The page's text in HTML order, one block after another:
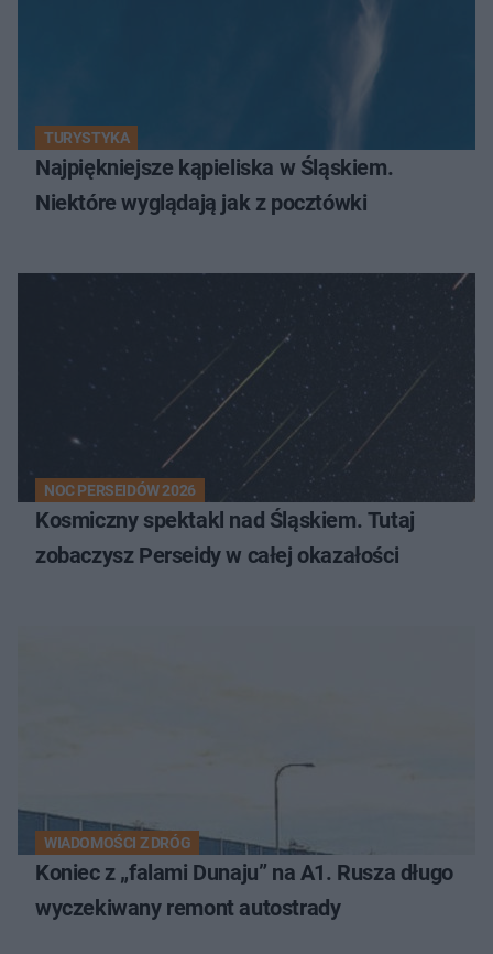
TURYSTYKA
Najpiękniejsze kąpieliska w Śląskiem.
Niektóre wyglądają jak z pocztówki
NOC PERSEIDÓW 2026
Kosmiczny spektakl nad Śląskiem. Tutaj
zobaczysz Perseidy w całej okazałości
WIADOMOŚCI Z DRÓG
Koniec z „falami Dunaju” na A1. Rusza długo
wyczekiwany remont autostrady